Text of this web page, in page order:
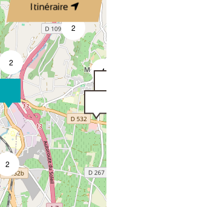
Itinéraire
2
2
4
2